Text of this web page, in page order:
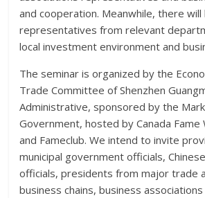
and cooperation. Meanwhile, there will
representatives from relevant
local investment environment and
The seminar is organized by the
Trade Committee of Shenzhen
Administrative, sponsored by the
Government, hosted by Canada Fame
and Fameclub. We intend to invite
municipal government officials,
officials, presidents from major trade
business chains, business